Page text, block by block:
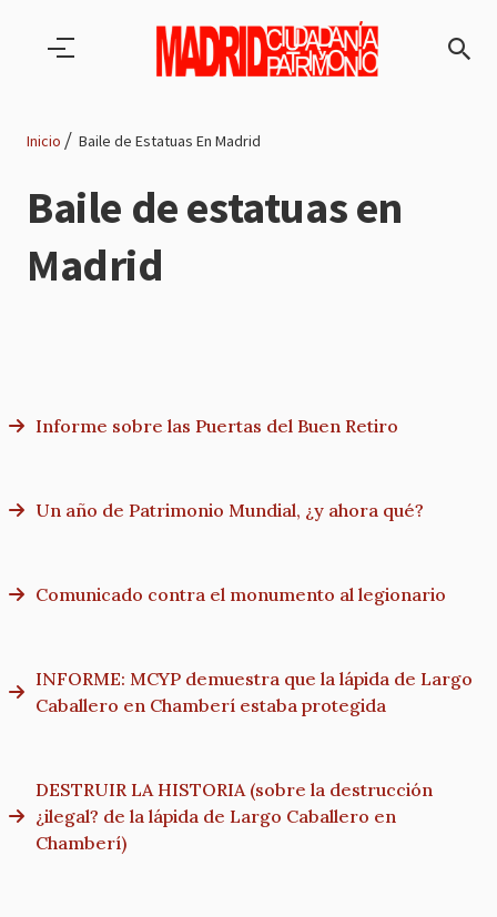
Ruta
de
navegación
Inicio Baile de Estatuas En Madrid
Baile de estatuas en
Madrid
Informe sobre las Puertas del Buen Retiro
Un año de Patrimonio Mundial, ¿y ahora qué?
Comunicado contra el monumento al legionario
INFORME: MCYP demuestra que la lápida de Largo
Caballero en Chamberí estaba protegida
DESTRUIR LA HISTORIA (sobre la destrucción
¿ilegal? de la lápida de Largo Caballero en
Chamberí)